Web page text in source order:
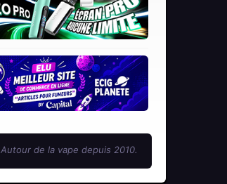
Autour de la vape depuis 2010.